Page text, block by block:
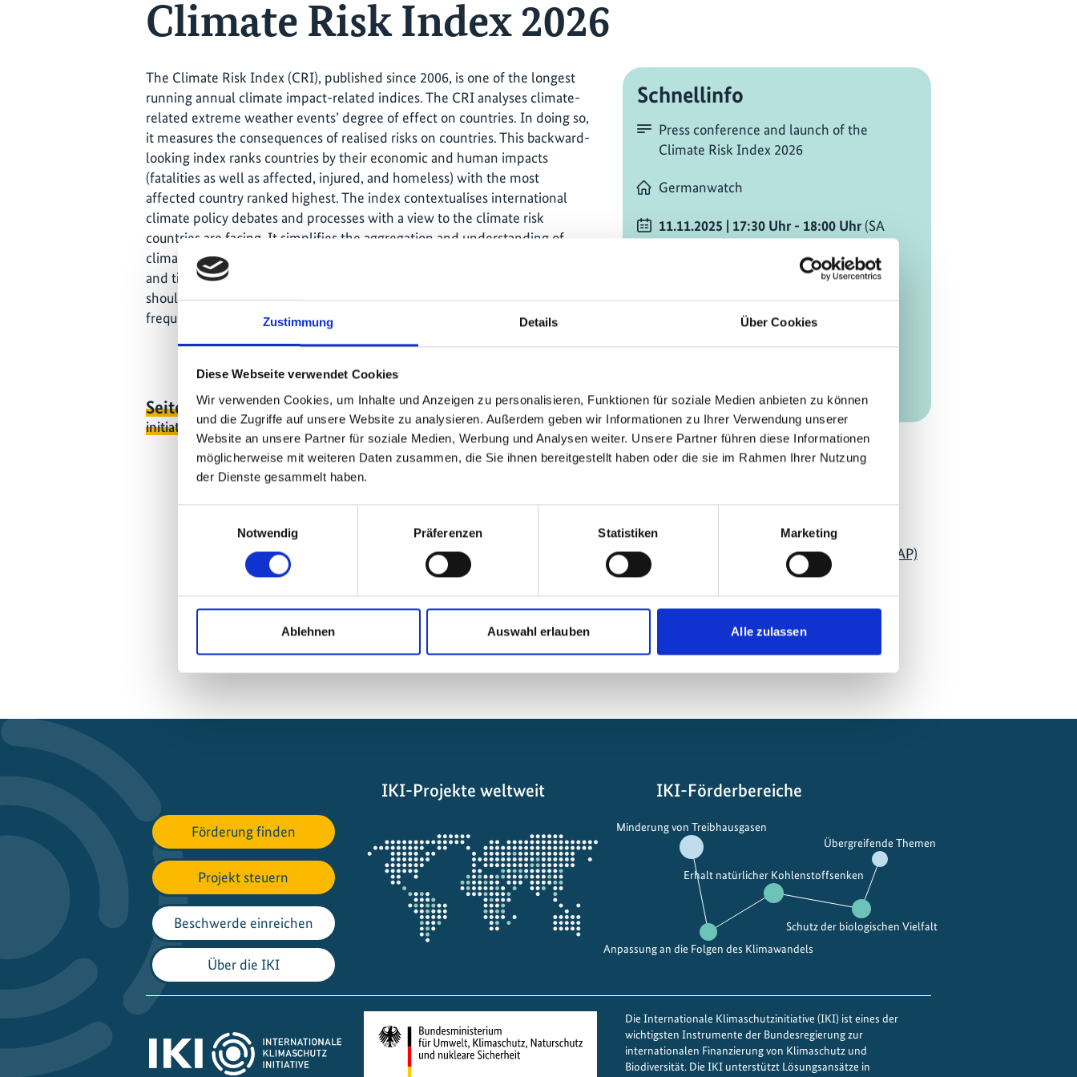
Zustimmung Details Über Cookies
Diese Webseite verwendet Cookies
Wir verwenden Cookies, um Inhalte und Anzeigen zu personalisieren, Funktionen für soziale Medien anbieten zu können
und die Zugriffe auf unsere Website zu analysieren. Außerdem geben wir Informationen zu Ihrer Verwendung unserer
Website an unsere Partner für soziale Medien, Werbung und Analysen weiter. Unsere Partner führen diese Informationen
möglicherweise mit weiteren Daten zusammen, die Sie ihnen bereitgestellt haben oder die sie im Rahmen Ihrer Nutzung
der Dienste gesammelt haben.
Notwendig
Präferenzen Statistiken Marketing
Ablehnen Auswahl erlauben Alle zulassen
Climate Risk Index 2026
The Climate Risk Index (CRI), published since 2006, is one of the longest
running annual climate impact-related indices. The CRI analyses climate-
related extreme weather events’ degree of effect on countries. In doing so,
it measures the consequences of realised risks on countries. This backward-
looking index ranks countries by their economic and human impacts
(fatalities as well as affected, injured, and homeless) with the most
affected country ranked highest. The index contextualises international
climate policy debates and processes with a view to the climate risk
countries are facing. It simplifies the aggregation and understanding of
climate-related extreme weather events’ impacts across different regions
and time periods. The most strongly affected countries rank highest and
should view the CRI results as a warning sign that they are at risk of
frequent events or rare and unusual extreme events.
Seite teilen https://www.international-climate-
initiative.com/EVENT3363
Schnellinfo
Press conference and launch of the
Climate Risk Index 2026
Germanwatch
11.11.2025 | 17:30 Uhr - 18:00 Uhr (SA
online und vor Ort in Belém
Zum Kalender hinzufügen
Projekt
Climate Diplomacy Action Programme (CDAP)
Förderung finden
Projekt steuern
Beschwerde einreichen
Über die IKI
IKI-Projekte weltweit
Projektkarte
IKI-Förderbereiche
Minderung von Treibhausgasen
Anpassung an die Folgen des Klimawandels
Erhalt natürlicher Kohlenstoffsenken
Schutz der biologischen Vielfalt
Übergreifende Themen
Die Internationale Klimaschutzinitiative (IKI) ist eines der
wichtigsten Instrumente der Bundesregierung zur
internationalen Finanzierung von Klimaschutz und
Biodiversität. Die IKI unterstützt Lösungsansätze in